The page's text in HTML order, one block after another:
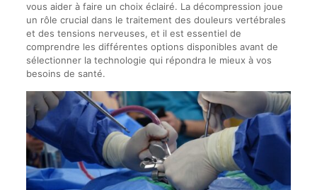
vous aider à faire un choix éclairé. La décompression joue
un rôle crucial dans le traitement des douleurs vertébrales
et des tensions nerveuses, et il est essentiel de
comprendre les différentes options disponibles avant de
sélectionner la technologie qui répondra le mieux à vos
besoins de santé.